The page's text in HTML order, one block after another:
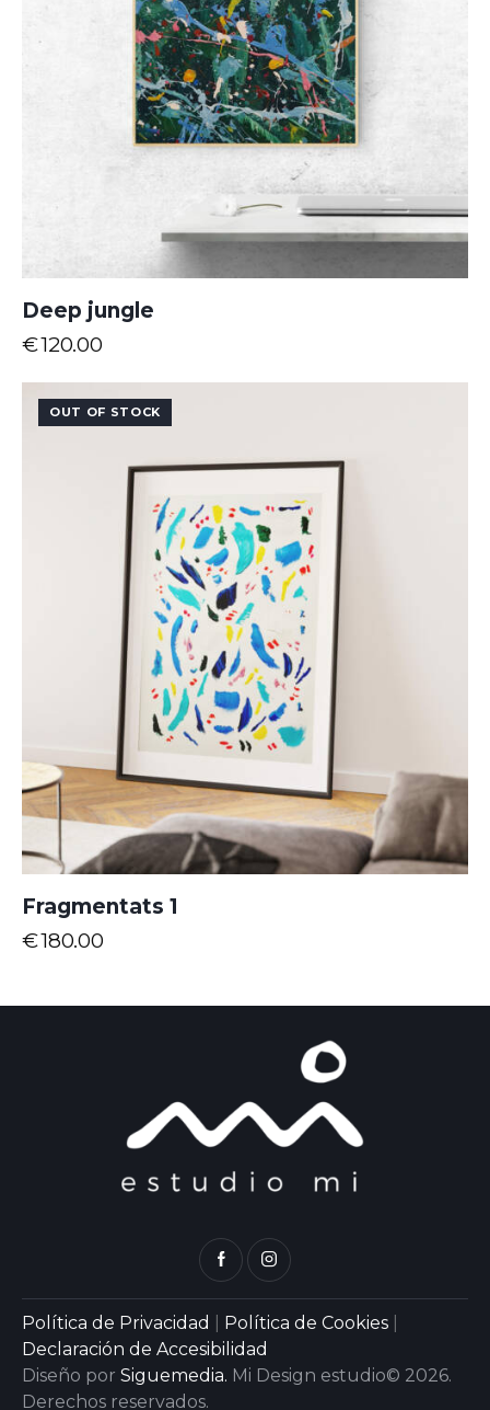
Deep jungle
€120.00
OUT OF STOCK
Fragmentats 1
€180.00
Política de Privacidad Política de Cookies
Declaración de Accesibilidad
Diseño por Siguemedia. Mi Design estudio© 2026.
Derechos reservados.